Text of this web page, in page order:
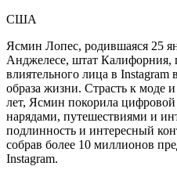
США
Ясмин Лопес, родившаяся 25
Анджелесе, штат Калифорния,
влиятельного лица в Instagram
образа жизни. Страсть к моде
лет, Ясмин покорила
нарядами, путешествиями и
подлинность и интересный
собрав более 10 миллионов
Instagram.